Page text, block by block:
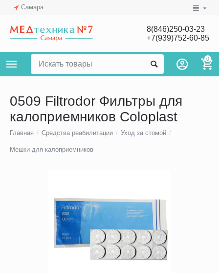
Самара
8(846)250-03-23
+7(939)752-60-85
0
0509 Filtrodor Фильтры для
калоприемников Coloplast
Главная / Средства реабилитации / Уход за стомой /
Мешки для калоприемников